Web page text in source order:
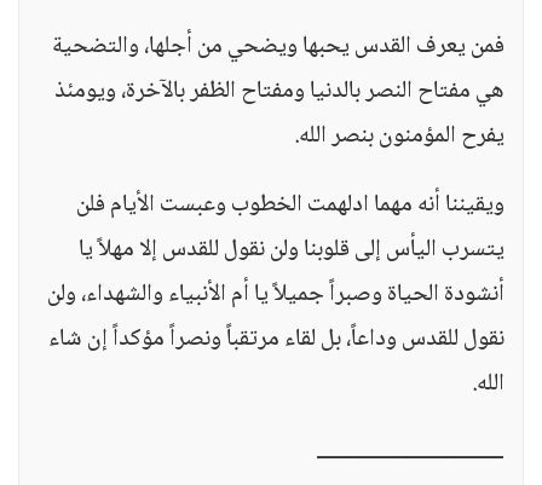
فمن يعرف القدس يحبها ويضحي من أجلها، والتضحية
هي مفتاح النصر بالدنيا ومفتاح الظفر بالآخرة، ويومئذ
يفرح المؤمنون بنصر الله.
ويقيننا أنه مهما ادلهمت الخطوب وعبست الأيام فلن
يتسرب اليأس إلى قلوبنا ولن نقول للقدس إلا مهلاً يا
أنشودة الحياة وصبراً جميلاً يا أم الأنبياء والشهداء، ولن
نقول للقدس وداعاً، بل لقاء مرتقباً ونصراً مؤكداً إن شاء
الله.
ـــــــــــــــــــــــــــــــ